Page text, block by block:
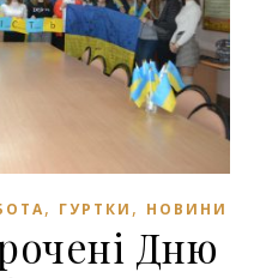
, ГУРТКИ , НОВИНИ
Дню